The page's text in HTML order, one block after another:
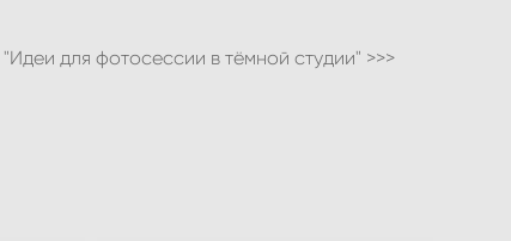
"Идеи для фотосессии в тёмной студии" >>>